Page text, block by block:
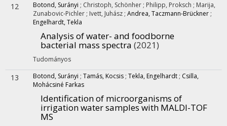
12 Botond, Surányi ; Christoph, Schönher ; Philipp, Proksch ; Marija,
Zunabovic-Pichler ; Ivett, Juhász ; Andrea, Taczmann-Brückner ;
Engelhardt, Tekla
Analysis of water- and foodborne
bacterial mass spectra (2021)
Tudományos
13 Botond, Surányi ; Tamás, Kocsis ; Tekla, Engelhardt ; Csilla,
Mohácsiné Farkas
Identification of microorganisms of
irrigation water samples with MALDI-TOF
MS